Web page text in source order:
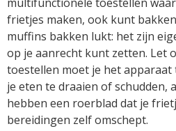
frietjes maken, ook kunt
muffins bakken lukt: het zijn
op je aanrecht kunt zetten. Let
toestellen moet je het
je eten te draaien of schudden,
hebben een roerblad dat je
bereidingen zelf omschept.